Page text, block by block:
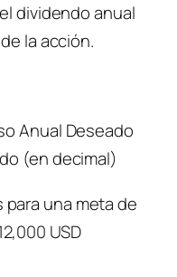
dividendo anual
la acción.
Anual Deseado
(en decimal)
una meta de
USD